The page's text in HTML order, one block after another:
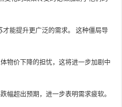
能提升更广泛的需求。 这种僵局导
物价下降的担忧，这将进一步加剧中
幅超出预期，进一步表明需求疲软。